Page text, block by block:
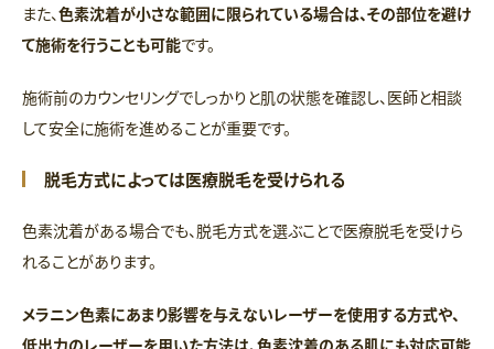
また、色素沈着が小さな範囲に限られている場合は、その部位を避け
て施術を行うことも可能です。
施術前のカウンセリングでしっかりと肌の状態を確認し、医師と相談
して安全に施術を進めることが重要です。
脱毛方式によっては医療脱毛を受けられる
色素沈着がある場合でも、脱毛方式を選ぶことで医療脱毛を受けら
れることがあります。
メラニン色素にあまり影響を与えないレーザーを使用する方式や、
低出力のレーザーを用いた方法は、色素沈着のある肌にも対応可能